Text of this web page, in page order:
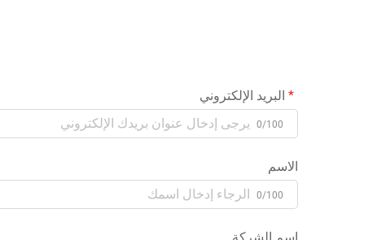
البريد الإلكتروني
0/100
الاسم
0/100